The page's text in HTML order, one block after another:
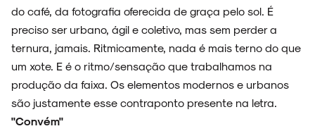
do café, da fotografia oferecida de graça pelo sol. É
preciso ser urbano, ágil e coletivo, mas sem perder a
ternura, jamais. Ritmicamente, nada é mais terno do que
um xote. E é o ritmo/sensação que trabalhamos na
produção da faixa. Os elementos modernos e urbanos
são justamente esse contraponto presente na letra.
"Convém"